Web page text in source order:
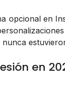
opcional en
en